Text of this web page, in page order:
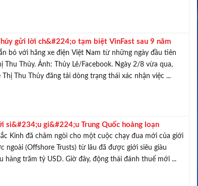
gửi lời ch&#224;o tạm biệt VinFast sau 9 năm
bó với hãng xe điện Việt Nam từ những ngày đầu tiên
Thu Thủy. Ảnh: Thủy Lê/Facebook. Ngày 2/8 vừa qua,
Thu Thủy đăng tải dòng trạng thái xác nhận việc ...
si&#234;u gi&#224;u Trung Quốc hoảng loạn
Kinh đã châm ngòi cho một cuộc chạy đua mới của giới
ngoài (Offshore Trusts) từ lâu đã được giới siêu giàu
hàng trăm tỷ USD. Giờ đây, động thái đánh thuế mới ...